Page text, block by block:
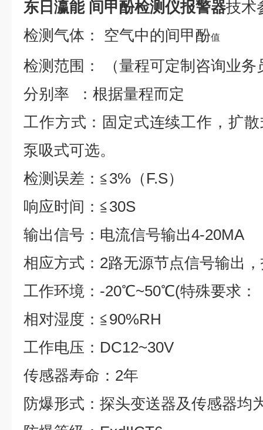
东日瀛能 间甲酚检测仪报警器技术
检测气体：
空气中的间甲酚值
检测范围：
（量程可定制咨询业务
分别率
：根据量程而定
工作方式：固定式连续工作，扩
泵吸式可选。
检测误差： ≦3% （ F.S）
响应时间： ≦30S
输出信号：电流信号输出4-20MA
相应方式： 2路无源节点信号输出
工作环境： -20℃~50℃(特殊要求：
相对湿度： ≦90%RH
工作电压： DC12~30V
传感器寿命： 2年
防爆形式：探头变送器及传感器均